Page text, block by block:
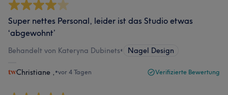
Super nettes Personal, leider ist das Studio etwas
‘abgewohnt’
Behandelt von Kateryna Dubinets• Nagel Design
Christiane , •vor 4 Tagen Verifizierte Bewertung